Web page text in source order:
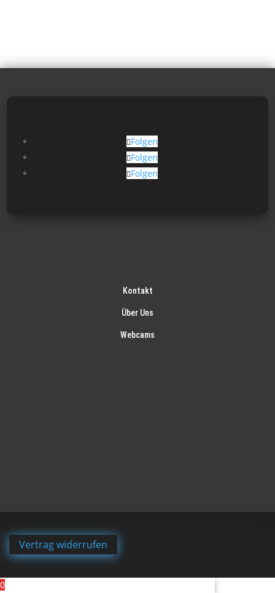
Folgen
Folgen
Folgen
Kontakt
Über Uns
Webcams
Vertrag widerrufen
0